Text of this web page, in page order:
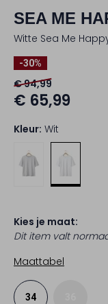
SEA ME
Witte Sea Me
-30%
€ 94,99
€ 65,99
Kleur: Wit
Kies je maat:
Dit item valt
Maattabel
34